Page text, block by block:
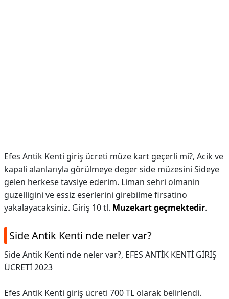
Efes Antik Kenti giriş ücreti müze kart geçerli mi?, Acik ve
kapali alanlarıyla görülmeye deger side müzesini Sideye
gelen herkese tavsiye ederim. Liman sehri olmanin
guzelligini ve essiz eserlerini girebilme firsatino
yakalayacaksiniz. Giriş 10 tl. Muzekart geçmektedir.
Side Antik Kenti nde neler var?
Side Antik Kenti nde neler var?, EFES ANTİK KENTİ GİRİŞ
ÜCRETİ 2023
Efes Antik Kenti giriş ücreti 700 TL olarak belirlendi.